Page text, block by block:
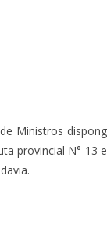
Ministros
provincial N° 13